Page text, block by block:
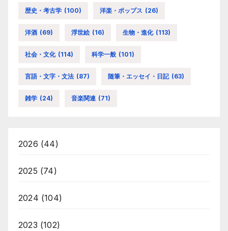
歴史・考古学 (100) 洋楽・ポップス (26)
洋酒 (69) 浮世絵 (16) 生物・進化 (113)
社会・文化 (114) 科学一般 (101)
言語・文字・文法 (87) 随筆・エッセイ・日記 (63)
雑学 (24) 音楽関連 (71)
2026 (44)
2025 (74)
2024 (104)
2023 (102)